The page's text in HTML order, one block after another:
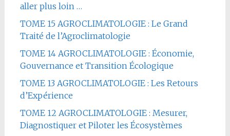
aller plus loin …
TOME 15 AGROCLIMATOLOGIE : Le Grand
Traité de l’Agroclimatologie
TOME 14 AGROCLIMATOLOGIE : Économie,
Gouvernance et Transition Écologique
TOME 13 AGROCLIMATOLOGIE : Les Retours
d’Expérience
TOME 12 AGROCLIMATOLOGIE : Mesurer,
Diagnostiquer et Piloter les Écosystèmes